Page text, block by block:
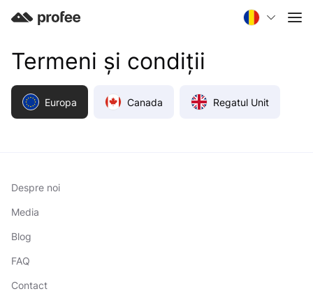
Termeni și condiții
Europa Canada Regatul Unit
Despre noi
Media
Blog
FAQ
Contact